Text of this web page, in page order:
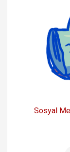
Sosyal